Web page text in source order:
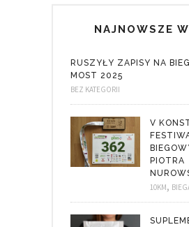
NAJNOWSZE
RUSZYŁY ZAPISY NA
MOST 2025
BEZ KATEGORII
V
PIOTRA
10KM,